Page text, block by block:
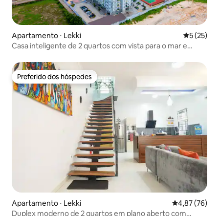
Apartamento ⋅ Lekki 5 de uma
5 (25)
Casa inteligente de 2 quartos com vista para o mar e
Preferido dos hóspedes
Preferido dos hóspedes
Apartamento ⋅ Lekki 4,87 de uma
4,87 (76)
Duplex moderno de 2 quartos em plano aberto com